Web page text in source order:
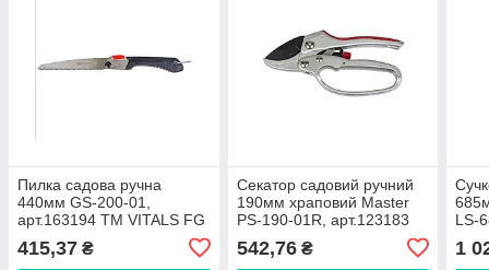
Пилка садова ручна
440мм GS-200-01,
арт.163194 ТМ VITALS FG
415,37 ₴
Секатор садовий ручний
190мм храповий Master
PS-190-01R, арт.123183
542,76₴
LS-
1